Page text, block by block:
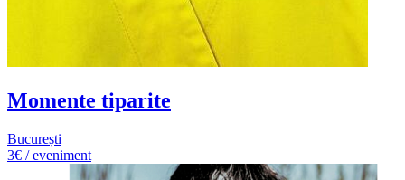
Momente tiparite
București
3€ / eveniment